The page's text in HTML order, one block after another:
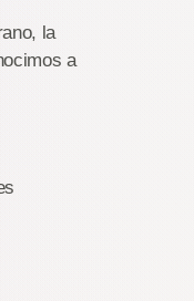
la
a